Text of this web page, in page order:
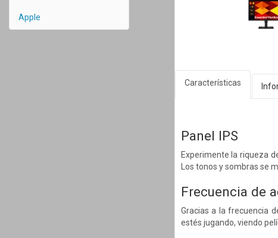
Apple
Características
Panel IPS
Experimente la riqueza
Los tonos y sombras se
Frecuencia de
Gracias a la frecuencia
estés jugando, viendo